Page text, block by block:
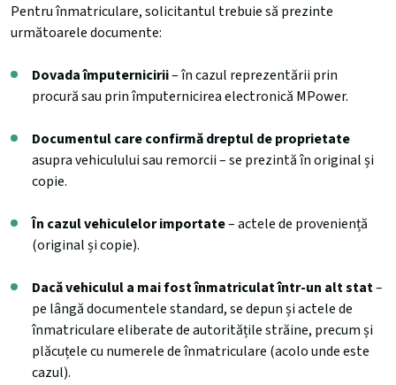
Pentru înmatriculare, solicitantul trebuie să prezinte
următoarele documente:
Dovada împuternicirii– în cazul reprezentării prin
procură sau prin împuternicirea electronică MPower.
Documentul care confirmă dreptul de proprietate
asupra vehiculului sau remorcii – se prezintă în original și
copie.
În cazul vehiculelor importate– actele de proveniență
(original și copie).
Dacă vehiculul a mai fost înmatriculat într-un alt stat–
pe lângă documentele standard, se depun și actele de
înmatriculare eliberate de autoritățile străine, precum și
plăcuțele cu numerele de înmatriculare (acolo unde este
cazul).